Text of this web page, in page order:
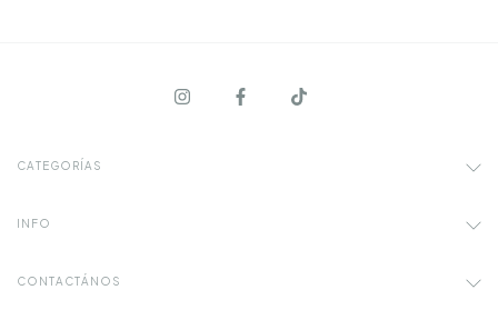
CATEGORÍAS
INFO
CONTACTÁNOS